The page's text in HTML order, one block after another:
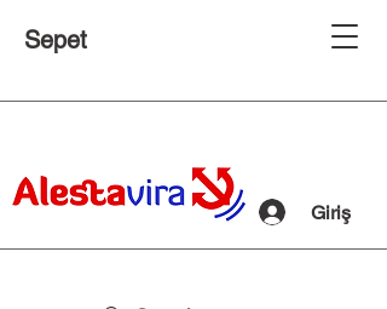
Sepet
Giriş